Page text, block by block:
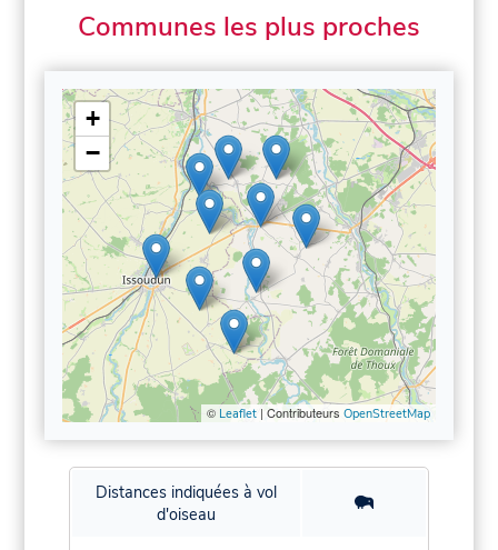
Communes les plus proches
+
−
© Leaflet| Contributeurs OpenStreetMap
Distances indiquées à vol
d'oiseau